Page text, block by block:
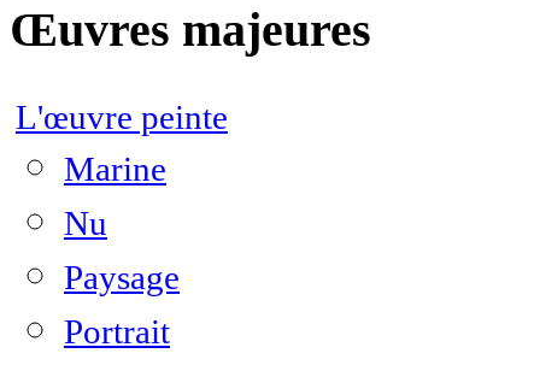
Œuvres majeures
L'œuvre peinte
Marine
Nu
Paysage
Portrait